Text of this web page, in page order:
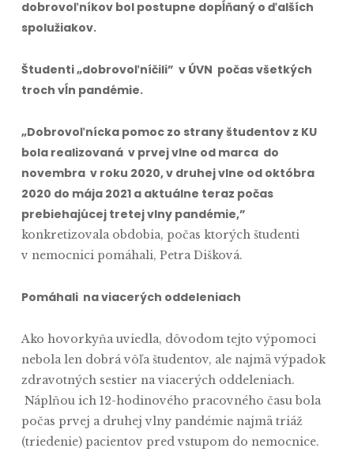
dobrovoľníkov bol postupne dopĺňaný o ďalších
spolužiakov.
Študenti „dobrovoľníčili” v ÚVN počas všetkých
troch vĺn pandémie.
„Dobrovoľnícka pomoc zo strany študentov z KU
bola realizovaná v prvej vlne od marca do
novembra v roku 2020, v druhej vlne od októbra
2020 do mája 2021 a aktuálne teraz počas
prebiehajúcej tretej vlny pandémie,”
konkretizovala obdobia, počas ktorých študenti
v nemocnici pomáhali, Petra Dišková.
Pomáhali na viacerých oddeleniach
Ako hovorkyňa uviedla, dôvodom tejto výpomoci
nebola len dobrá vôľa študentov, ale najmä výpadok
zdravotných sestier na viacerých oddeleniach.
Náplňou ich 12-hodinového pracovného času bola
počas prvej a druhej vlny pandémie najmä triáž
(triedenie) pacientov pred vstupom do nemocnice.